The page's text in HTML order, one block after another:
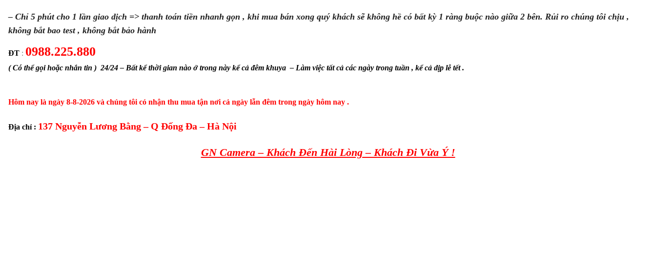
– Chỉ 5 phút cho 1 lần giao dịch => thanh toán tiền nhanh gọn , khi mua bán xong quý khách sẽ không hề có bất kỳ 1 ràng buộc nào giữa 2 bên. Rủi ro chúng tôi chịu ,
không bắt bao test , không bắt bảo hành
ĐT : 0988.225.880
( Có thể gọi hoặc nhắn tin ) 24/24 – Bất kể thời gian nào ở trong này kể cả đêm khuya – Làm việc tất cả các ngày trong tuần , kể cả dịp lễ tết .
Hôm nay là ngày 8-8-2026 và chúng tôi có nhận thu mua tận nơi cả ngày lẫn đêm trong ngày hôm nay .
Địa chỉ : 137 Nguyễn Lương Bằng – Q Đống Đa – Hà Nội
GN Camera – Khách Đến Hài Lòng – Khách Đi Vừa Ý !